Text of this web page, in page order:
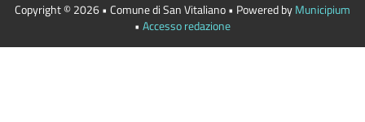
Copyright © 2026 • Comune di San Vitaliano • Powered byMunicipium
• Accesso redazione